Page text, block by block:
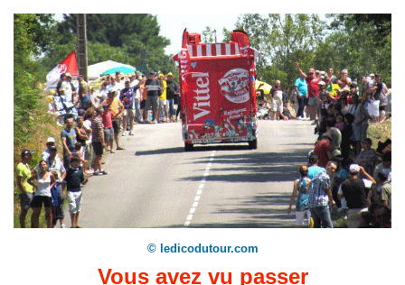
© ledicodutour.com
Vous avez vu passer